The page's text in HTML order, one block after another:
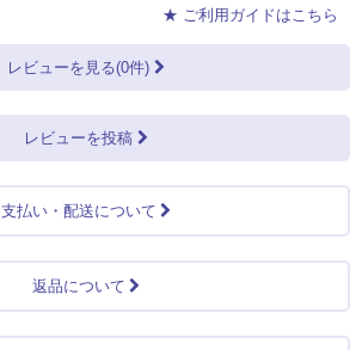
★ ご利用ガイドはこちら
レビューを見る(0件)
レビューを投稿
支払い・配送について
返品について